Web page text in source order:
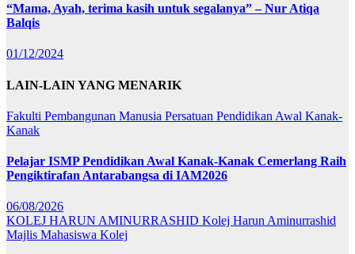
“Mama, Ayah, terima kasih untuk segalanya” – Nur Atiqa
Balqis
01/12/2024
LAIN-LAIN YANG MENARIK
Fakulti Pembangunan Manusia Persatuan Pendidikan Awal Kanak-
Kanak
Pelajar ISMP Pendidikan Awal Kanak-Kanak Cemerlang Raih
Pengiktirafan Antarabangsa di IAM2026
06/08/2026
KOLEJ HARUN AMINURRASHID Kolej Harun Aminurrashid
Majlis Mahasiswa Kolej